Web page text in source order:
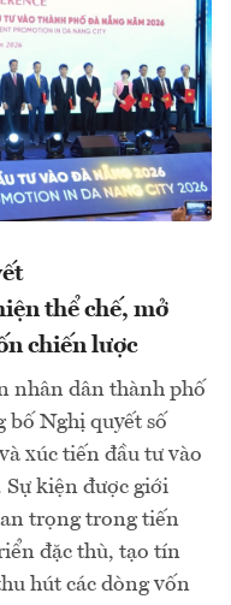
thể chế, mở
chiến lược
nhân dân thành phố
Nghị quyết số
xúc tiến đầu tư vào
kiện được giới
trọng trong tiến
đặc thù, tạo tín
hút các dòng vốn